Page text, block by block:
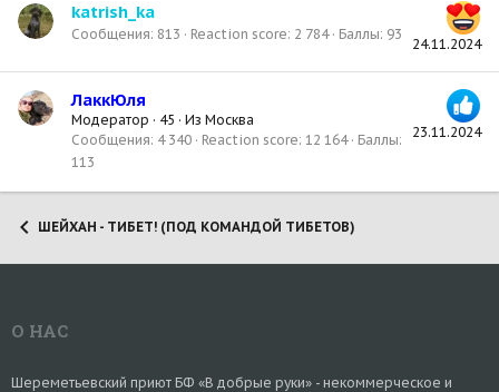
24.11.2024
katrish_ka
Сообщения 813 Reaction score 2 784 Баллы 93
23.11.2024
ЛаккЮля
Модератор · 45 · Из Москва
Сообщения 4 340 Reaction score 12 164
Баллы
113
ШЕЙХАН - ТИБЕТ! (ПОД КОМАНДОЙ ТИБЕТОВ)
О НАС
Шереметьевский приют БФ «В добрые руки» - некоммерческое и